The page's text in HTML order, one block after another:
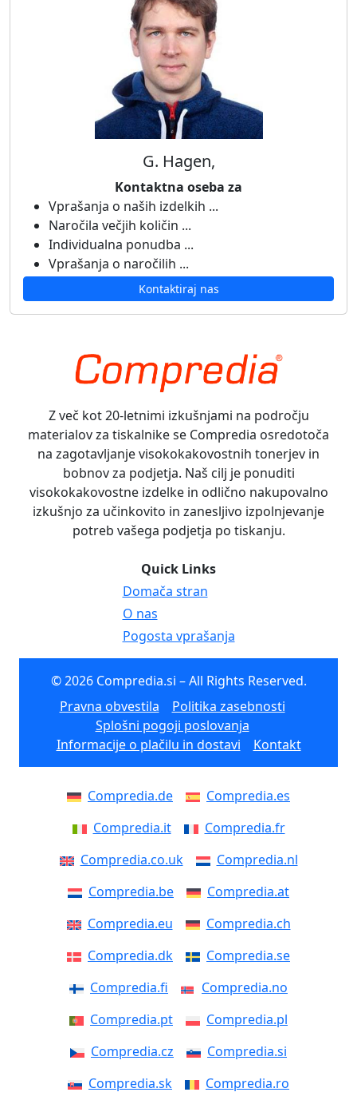
G. Hagen,
Kontaktna oseba za
Vprašanja o naših izdelkih ...
Naročila večjih količin ...
Individualna ponudba ...
Vprašanja o naročilih ...
Kontaktiraj nas
Z več kot 20-letnimi izkušnjami na področju
materialov za tiskalnike se Compredia osredotoča
na zagotavljanje visokokakovostnih tonerjev in
bobnov za podjetja. Naš cilj je ponuditi
visokokakovostne izdelke in odlično nakupovalno
izkušnjo za učinkovito in zanesljivo izpolnjevanje
potreb vašega podjetja po tiskanju.
Quick Links
Domača stran
O nas
Pogosta vprašanja
© 2026 Compredia.si – All Rights Reserved.
Pravna obvestila
Politika zasebnosti
Splošni pogoji poslovanja
Informacije o plačilu in dostavi
Kontakt
Compredia.de
Compredia.es
Compredia.it
Compredia.fr
Compredia.co.uk
Compredia.nl
Compredia.be
Compredia.at
Compredia.eu
Compredia.ch
Compredia.dk
Compredia.se
Compredia.fi
Compredia.no
Compredia.pt
Compredia.pl
Compredia.cz
Compredia.si
Compredia.sk
Compredia.ro